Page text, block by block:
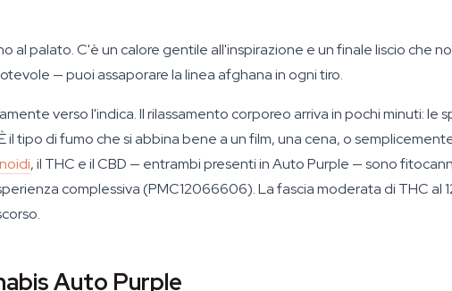
al palato. C'è un calore gentile all'inspirazione e un finale liscio che
— puoi assaporare la linea afghana in ogni tiro.
verso l'indica. Il rilassamento corporeo arriva in pochi minuti: le
il tipo di fumo che si abbina bene a un film, una cena, o
, il THC e il CBD — entrambi presenti in Auto Purple — sono
complessiva (PMC12066606). La fascia moderata di THC al
Auto Purple